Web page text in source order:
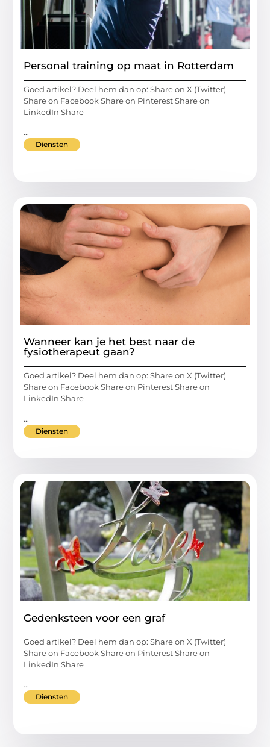
Personal training op maat in Rotterdam
Goed artikel? Deel hem dan op: Share on X (Twitter)
Share on Facebook Share on Pinterest Share on
LinkedIn Share
...
Diensten
Wanneer kan je het best naar de
fysiotherapeut gaan?
Goed artikel? Deel hem dan op: Share on X (Twitter)
Share on Facebook Share on Pinterest Share on
LinkedIn Share
...
Diensten
Gedenksteen voor een graf
Goed artikel? Deel hem dan op: Share on X (Twitter)
Share on Facebook Share on Pinterest Share on
LinkedIn Share
...
Diensten